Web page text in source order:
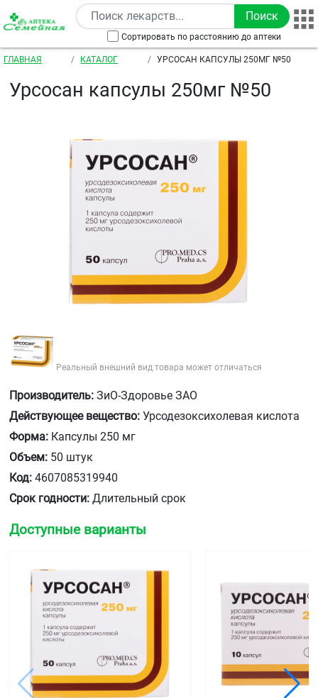
Перейти к основному содержанию
Сортировать по расстоянию до аптеки
Строка навигации
ГЛАВНАЯ КАТАЛОГ УРСОСАН КАПСУЛЫ 250МГ №50
Урсосан капсулы 250мг №50
Реальный внешний вид товара может отличаться
Производитель: ЗиО-Здоровье ЗАО
Действующее вещество: Урсодезоксихолевая кислота
Форма: Капсулы 250 мг
Объем: 50 штук
Код: 4607085319940
Срок годности: Длительный срок
Доступные варианты